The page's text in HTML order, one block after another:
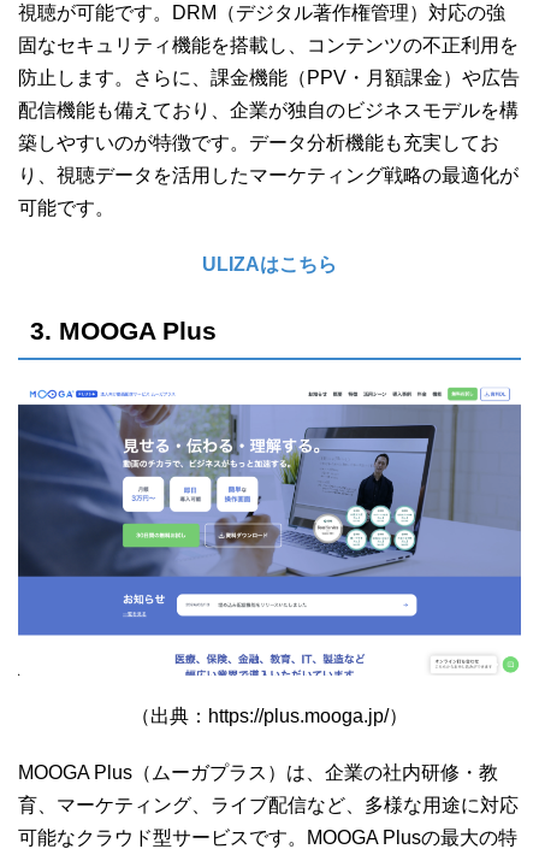
視聴が可能です。DRM（デジタル著作権管理）対応の強
固なセキュリティ機能を搭載し、コンテンツの不正利用を
防止します。さらに、課金機能（PPV・月額課金）や広告
配信機能も備えており、企業が独自のビジネスモデルを構
築しやすいのが特徴です。データ分析機能も充実してお
り、視聴データを活用したマーケティング戦略の最適化が
可能です。
ULIZAはこちら
3. MOOGA Plus
（出典：https://plus.mooga.jp/）
MOOGA Plus（ムーガプラス）は、企業の社内研修・教
育、マーケティング、ライブ配信など、多様な用途に対応
可能なクラウド型サービスです。MOOGA Plusの最大の特